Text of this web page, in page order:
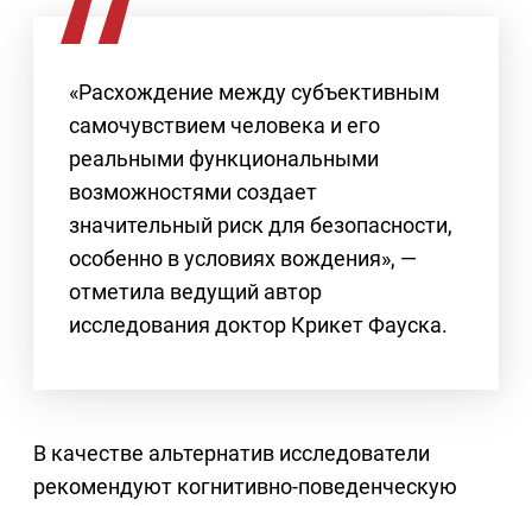
«Расхождение между субъективным
самочувствием человека и его
реальными функциональными
возможностями создает
значительный риск для безопасности,
особенно в условиях вождения», —
отметила ведущий автор
исследования доктор Крикет Фауска.
В качестве альтернатив исследователи
рекомендуют когнитивно-поведенческую